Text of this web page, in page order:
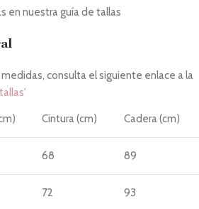
en nuestra guía de tallas
consulta el siguiente enlace a la
Cintura (cm) Cadera (cm)
68 89
72 93